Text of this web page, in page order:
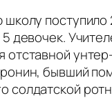
поступило
девочек.
отставной
бывший
солдатской